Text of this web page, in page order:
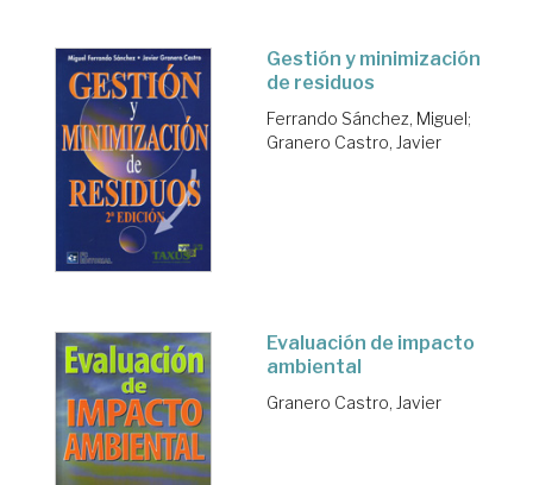
Gestión y minimización
de residuos
Ferrando Sánchez, Miguel;
Granero Castro, Javier
Evaluación de impacto
ambiental
Granero Castro, Javier